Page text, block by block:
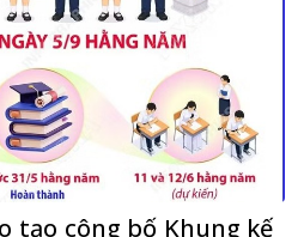
tạo công bố Khung kế